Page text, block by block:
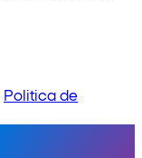
Politica de